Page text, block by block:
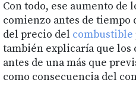
Con todo, ese aumento de
comienzo antes de tiempo
del precio del combustible
también explicaría que los
antes de una más que
como consecuencia del